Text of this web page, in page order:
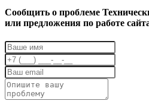
Cообщить о проблеме
или предложения по работе